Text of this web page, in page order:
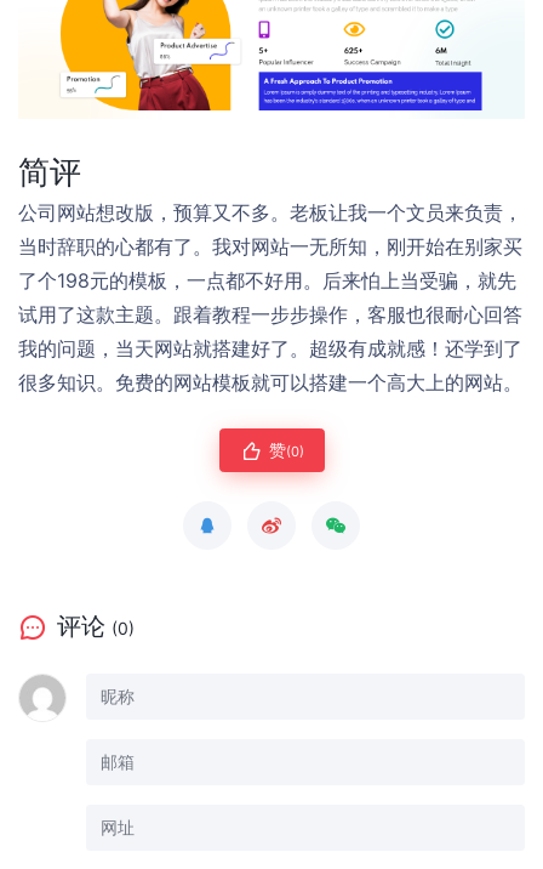
简评
公司网站想改版，预算又不多。老板让我一个文员来负责，
当时辞职的心都有了。我对网站一无所知，刚开始在别家买
了个198元的模板，一点都不好用。后来怕上当受骗，就先
试用了这款主题。跟着教程一步步操作，客服也很耐心回答
我的问题，当天网站就搭建好了。超级有成就感！还学到了
很多知识。免费的网站模板就可以搭建一个高大上的网站。
赞(0)
评论 (0)